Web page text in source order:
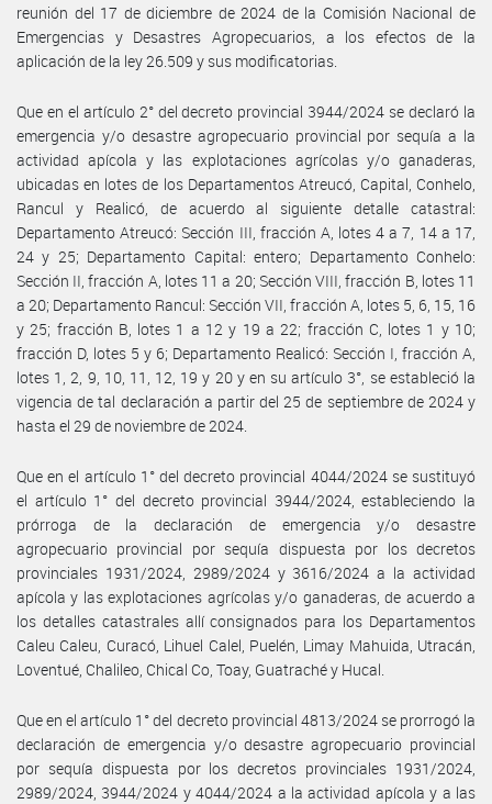
reunión del 17 de diciembre de 2024 de la Comisión Nacional de
Emergencias y Desastres Agropecuarios, a los efectos de la
aplicación de la ley 26.509 y sus modificatorias.
Que en el artículo 2° del decreto provincial 3944/2024 se declaró la
emergencia y/o desastre agropecuario provincial por sequía a la
actividad apícola y las explotaciones agrícolas y/o ganaderas,
ubicadas en lotes de los Departamentos Atreucó, Capital, Conhelo,
Rancul y Realicó, de acuerdo al siguiente detalle catastral:
Departamento Atreucó: Sección III, fracción A, lotes 4 a 7, 14 a 17,
24 y 25; Departamento Capital: entero; Departamento Conhelo:
Sección II, fracción A, lotes 11 a 20; Sección VIII, fracción B, lotes 11
a 20; Departamento Rancul: Sección VII, fracción A, lotes 5, 6, 15, 16
y 25; fracción B, lotes 1 a 12 y 19 a 22; fracción C, lotes 1 y 10;
fracción D, lotes 5 y 6; Departamento Realicó: Sección I, fracción A,
lotes 1, 2, 9, 10, 11, 12, 19 y 20 y en su artículo 3°, se estableció la
vigencia de tal declaración a partir del 25 de septiembre de 2024 y
hasta el 29 de noviembre de 2024.
Que en el artículo 1° del decreto provincial 4044/2024 se sustituyó
el artículo 1° del decreto provincial 3944/2024, estableciendo la
prórroga de la declaración de emergencia y/o desastre
agropecuario provincial por sequía dispuesta por los decretos
provinciales 1931/2024, 2989/2024 y 3616/2024 a la actividad
apícola y las explotaciones agrícolas y/o ganaderas, de acuerdo a
los detalles catastrales allí consignados para los Departamentos
Caleu Caleu, Curacó, Lihuel Calel, Puelén, Limay Mahuida, Utracán,
Loventué, Chalileo, Chical Co, Toay, Guatraché y Hucal.
Que en el artículo 1° del decreto provincial 4813/2024 se prorrogó la
declaración de emergencia y/o desastre agropecuario provincial
por sequía dispuesta por los decretos provinciales 1931/2024,
2989/2024, 3944/2024 y 4044/2024 a la actividad apícola y a las